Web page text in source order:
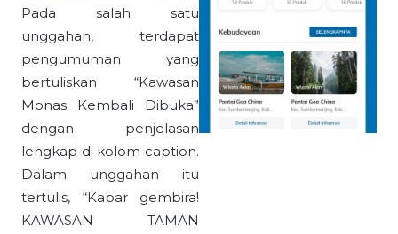
Pada salah satu
unggahan, terdapat
pengumuman yang
bertuliskan “Kawasan
Monas Kembali Dibuka”
dengan penjelasan
lengkap di kolom caption.
Dalam unggahan itu
tertulis, “Kabar gembira!
KAWASAN TAMAN